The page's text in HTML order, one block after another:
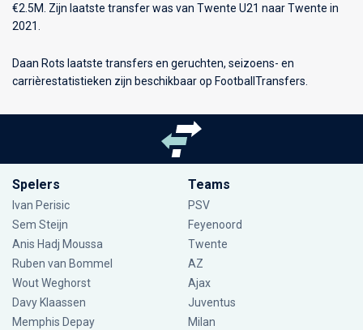
€2.5M. Zijn laatste transfer was van Twente U21 naar Twente in
2021.
Daan Rots laatste transfers en geruchten, seizoens- en
carrièrestatistieken zijn beschikbaar op FootballTransfers.
Spelers
Ivan Perisic
Sem Steijn
Anis Hadj Moussa
Ruben van Bommel
Wout Weghorst
Davy Klaassen
Memphis Depay
Teams
PSV
Feyenoord
Twente
AZ
Ajax
Juventus
Milan